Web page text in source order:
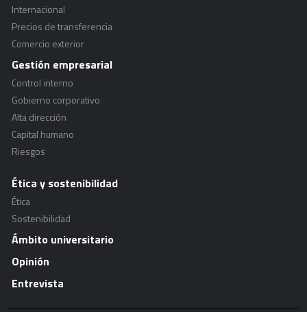
Internacional
Precios de transferencia
Comercio exterior
Gestión empresarial
Control interno
Gobierno corporativo
Alta dirección
Capital humano
Riesgos
Ética y sostenibilidad
Ética
Sostenibilidad
Ámbito universitario
Opinión
Entrevista